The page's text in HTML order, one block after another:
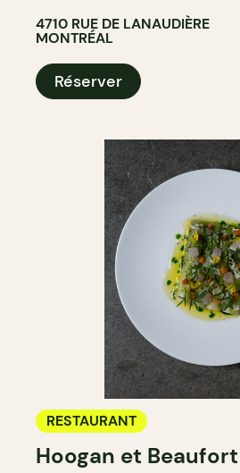
4710 RUE DE LANAUDIÈRE
MONTRÉAL
Réserver
RESTAURANT
Hoogan et Beaufort